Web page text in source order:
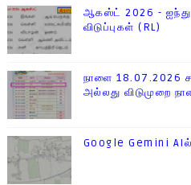
ஆகஸ்ட் 2026 -
விடுப்புகள் (RL)
நாளை 18.07.2026
அல்லது விடுமுறை
Google Gemini